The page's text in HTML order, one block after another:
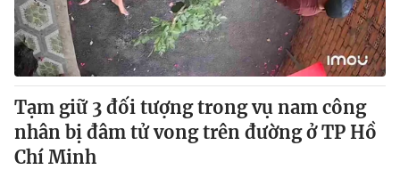
® Cấm sao chép dưới mọi hình thức nếu không có sự chấp
thuận bằng văn bản. Ghi rõ nguồn VTV.vn khi phát hành lại
thông tin từ website này.
Tạm giữ 3 đối tượng trong vụ nam công
nhân bị đâm tử vong trên đường ở TP Hồ
Chí Minh